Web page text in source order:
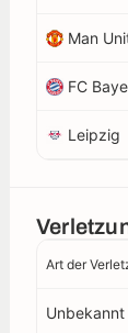
Man
FC
Leipzig
Art der
Unbekannt